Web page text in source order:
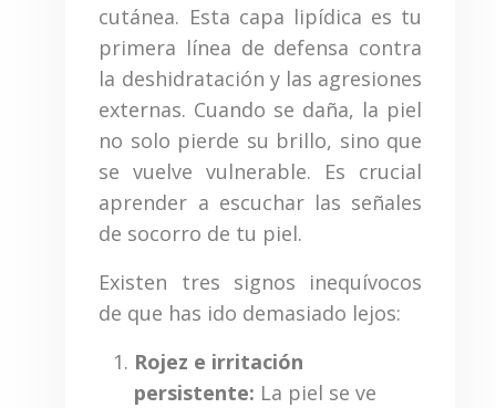
cutánea. Esta capa lipídica es tu
primera línea de defensa contra
la deshidratación y las agresiones
externas. Cuando se daña, la piel
no solo pierde su brillo, sino que
se vuelve vulnerable. Es crucial
aprender a escuchar las señales
de socorro de tu piel.
Existen tres signos inequívocos
de que has ido demasiado lejos:
Rojez e irritación
persistente: La piel se ve